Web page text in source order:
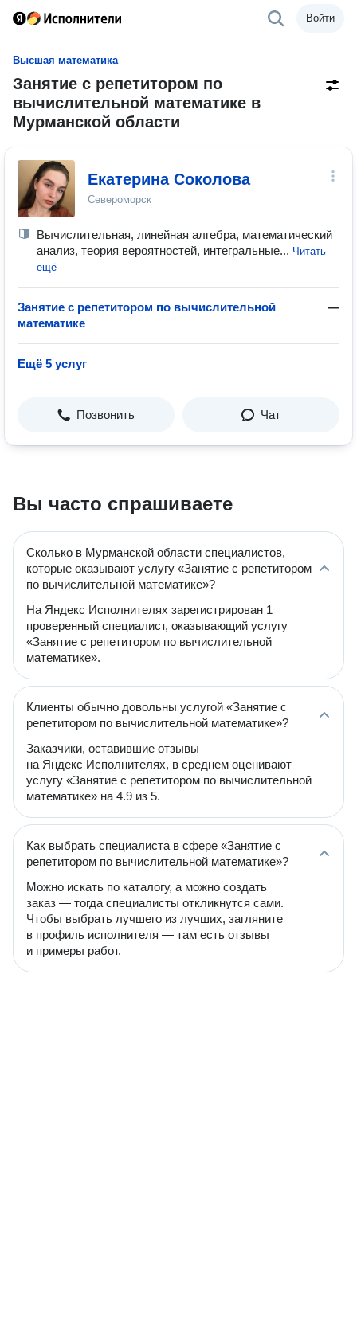
Войти
Высшая математика
Занятие с репетитором по
вычислительной математике в
Мурманской области
Екатерина Соколова
Североморск
Вычислительная, линейная алгебра, математический
анализ, теория вероятностей, интегральные... Читать
ещё
Занятие с репетитором по вычислительной
математике
—
Ещё 5 услуг
Позвонить Чат
Вы часто спрашиваете
Сколько в Мурманской области специалистов,
которые оказывают услугу «Занятие с репетитором
по вычислительной математике»?
На Яндекс Исполнителях зарегистрирован 1
проверенный специалист, оказывающий услугу
«Занятие с репетитором по вычислительной
математике».
Клиенты обычно довольны услугой «Занятие с
репетитором по вычислительной математике»?
Заказчики, оставившие отзывы
на Яндекс Исполнителях, в среднем оценивают
услугу «Занятие с репетитором по вычислительной
математике» на 4.9 из 5.
Как выбрать специалиста в сфере «Занятие с
репетитором по вычислительной математике»?
Можно искать по каталогу, а можно создать
заказ — тогда специалисты откликнутся сами.
Чтобы выбрать лучшего из лучших, загляните
в профиль исполнителя — там есть отзывы
и примеры работ.